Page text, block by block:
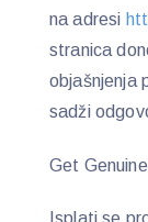
na adresi
stranica
objašnjenja
sadži
Get